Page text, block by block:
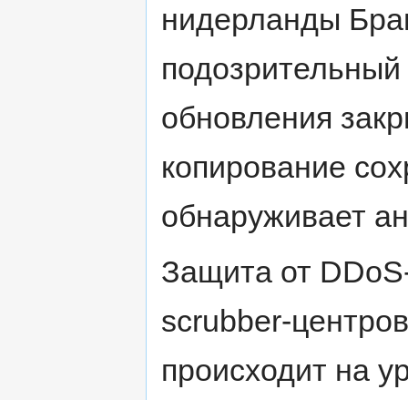
нидерланды
обновления
копирование
обнаруживает
Защита от
scrubber-
происходит на